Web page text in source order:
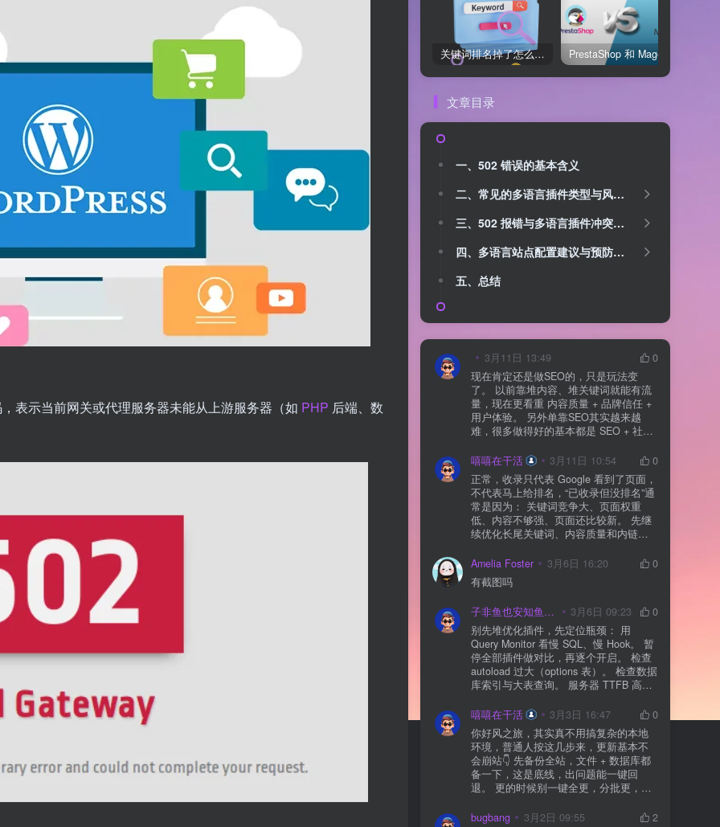
表示当前网关或代理服务器未能从上游服务器（如 PHP 后端、数
关键词排名掉了怎么办？用关键词排名软件快速诊断问题
文章目录
一、502 错误的基本含义
二、常见的多语言插件类型与风险点
三、502 报错与多语言插件冲突的排查思路
四、多语言站点配置建议与预防措施
五、总结
3月11日 13:49
0
现在肯定还是做SEO的，只是玩法变
了。 以前靠堆内容、堆关键词就能有流
量，现在更看重 内容质量 + 品牌信任 +
用户体验。 另外单靠SEO其实越来越
难，很多做得好的基本都是 SEO + 社媒
质还是一个长期获客渠道，但不能再当
成唯一渠道了。
嘻嘻在干活 3月11日 10:54
0
正常，收录只代表 Google 看到了页面，
不代表马上给排名，“已收录但没排名”通
常是因为： 关键词竞争大、页面权重
低、内容不够强、页面还比较新。 先继
续优化长尾关键词、内容质量和内链，
Amelia Foster
3月6日 16:20
0
有截图吗
子非鱼也安知鱼之乐 3月6日 09:23
0
别先堆优化插件，先定位瓶颈： 用
Query Monitor 看慢 SQL、慢 Hook。 暂
停全部插件做对比，再逐个开启。 检查
autoload 过大（options 表）。 检查数据
库索引与大表查询。 服务器 TTFB 高就
嘻嘻在干活
3月3日 16:47
0
你好风之旅，其实真不用搞复杂的本地
环境，普通人按这几步来，更新基本不
会崩站👇 先备份全站，文件 + 数据库都
备一下，这是底线，出问题能一键回
退。 更的时候别一键全更，分批更，先
立刻清缓存，去前台检查首页、文章
bugbang 3月2日 09:55
2